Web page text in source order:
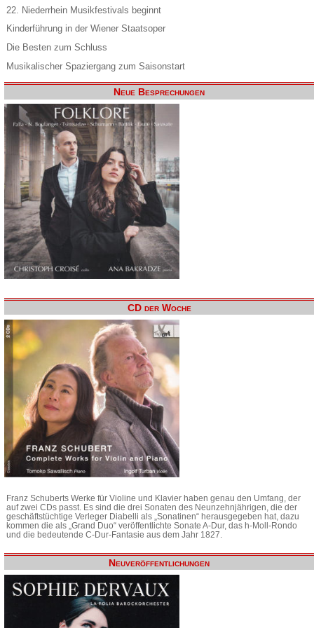
22. Niederrhein Musikfestivals beginnt
Kinderführung in der Wiener Staatsoper
Die Besten zum Schluss
Musikalischer Spaziergang zum Saisonstart
Neue Besprechungen
CD der Woche
Franz Schuberts Werke für Violine und Klavier haben genau den Umfang, der
auf zwei CDs passt. Es sind die drei Sonaten des Neunzehnjährigen, die der
geschäftstüchtige Verleger Diabelli als „Sonatinen“ herausgegeben hat, dazu
kommen die als „Grand Duo“ veröffentlichte Sonate A-Dur, das h-Moll-Rondo
und die bedeutende C-Dur-Fantasie aus dem Jahr 1827.
Neuveröffentlichungen